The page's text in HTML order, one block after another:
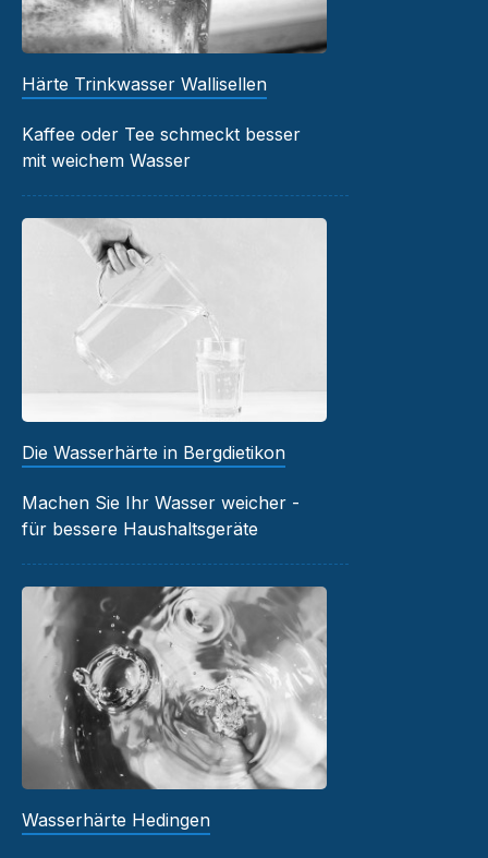
Härte Trinkwasser Wallisellen
Kaffee oder Tee schmeckt besser
mit weichem Wasser
Die Wasserhärte in Bergdietikon
Machen Sie Ihr Wasser weicher -
für bessere Haushaltsgeräte
Wasserhärte Hedingen